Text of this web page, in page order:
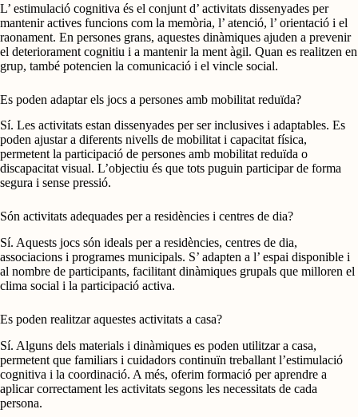
L’ estimulació cognitiva és el conjunt d’ activitats dissenyades per
mantenir actives funcions com la memòria, l’ atenció, l’ orientació i el
raonament. En persones grans, aquestes dinàmiques ajuden a prevenir
el deteriorament cognitiu i a mantenir la ment àgil. Quan es realitzen en
grup, també potencien la comunicació i el vincle social.
Es poden adaptar els jocs a persones amb mobilitat reduïda?
Sí. Les activitats estan dissenyades per ser inclusives i adaptables. Es
poden ajustar a diferents nivells de mobilitat i capacitat física,
permetent la participació de persones amb mobilitat reduïda o
discapacitat visual. L’objectiu és que tots puguin participar de forma
segura i sense pressió.
Són activitats adequades per a residències i centres de dia?
Sí. Aquests jocs són ideals per a residències, centres de dia,
associacions i programes municipals. S’ adapten a l’ espai disponible i
al nombre de participants, facilitant dinàmiques grupals que milloren el
clima social i la participació activa.
Es poden realitzar aquestes activitats a casa?
Sí. Alguns dels materials i dinàmiques es poden utilitzar a casa,
permetent que familiars i cuidadors continuïn treballant l’estimulació
cognitiva i la coordinació. A més, oferim formació per aprendre a
aplicar correctament les activitats segons les necessitats de cada
persona.